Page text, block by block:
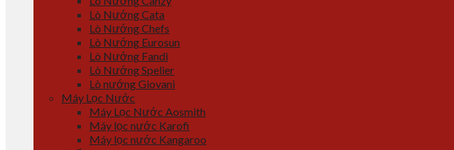
Lò Nướng Cata
Lò Nướng Chefs
Lò Nướng Eurosun
Lò Nướng Fandi
Lò Nướng Spelier
Lò nướng Giovani
Máy Lọc Nước
Máy Lọc Nước Aosmith
Máy lọc nước Karofi
Máy lọc nước Kangaroo